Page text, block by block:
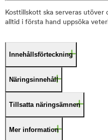
Kosttillskott ska serveras
alltid i första hand uppsöka
Innehållsförteckning
Näringsinnehåll
Tillsatta näringsämnen
Mer information